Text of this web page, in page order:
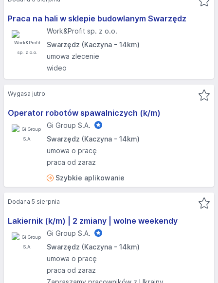
Praca na hali w sklepie budowlanym Swarzędz
Work&Profit sp. z o.o.
Swarzędz (Kaczyna - 14km)
umowa zlecenie
wideo
Operator robotów spawalniczych (k/m)
Gi Group S.A.
Swarzędz (Kaczyna - 14km)
umowa o pracę
praca od zaraz
Szybkie aplikowanie
Wygasa jutro
Lakiernik (k/m) | 2 zmiany | wolne weekendy
Gi Group S.A.
Swarzędz (Kaczyna - 14km)
umowa o pracę
praca od zaraz
Dodana 5 sierpnia